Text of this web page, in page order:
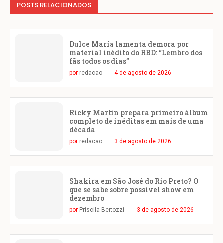
POSTS RELACIONADOS
Dulce María lamenta demora por
material inédito do RBD: “Lembro dos
fãs todos os dias”
por redacao 4 de agosto de 2026
Ricky Martin prepara primeiro álbum
completo de inéditas em mais de uma
década
por redacao 3 de agosto de 2026
Shakira em São José do Rio Preto? O
que se sabe sobre possível show em
dezembro
por Priscila Bertozzi 3 de agosto de 2026